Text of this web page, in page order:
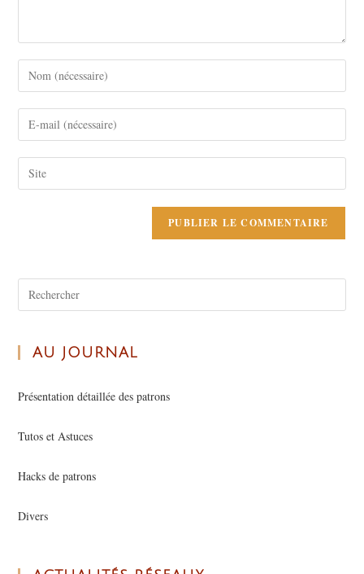
AU JOURNAL
Présentation détaillée des patrons
Tutos et Astuces
Hacks de patrons
Divers